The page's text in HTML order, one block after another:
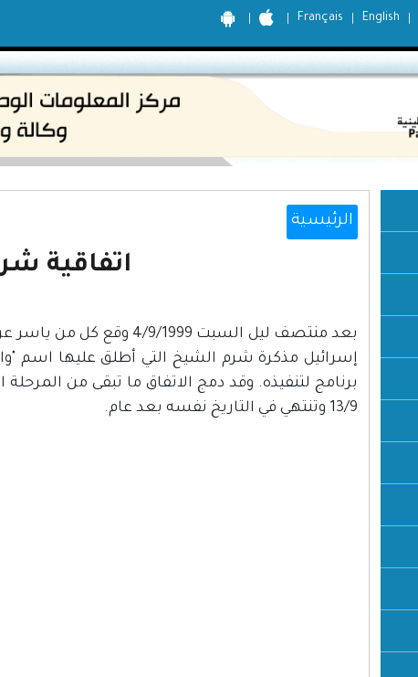
Français English
الرئيسية
اتفاقية شرم
بعد منتصف ليل السبت 4/
برنامج لتنفيذه. وقد دمج الاتفاق ما تبقى من
13/9 وتنتهي في التاريخ نفسه بعد عام.